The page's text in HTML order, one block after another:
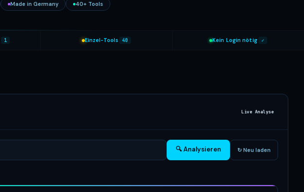
Made in Germany 40+ Tools
1 Einzel-Tools 40 Kein Login nötig ✓
Live Analyse
🔍 Analysieren ↻ Neu laden